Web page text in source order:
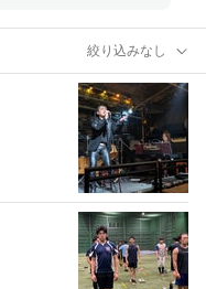
絞り込みなし